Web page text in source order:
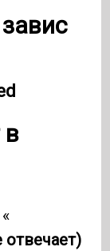
завис
в